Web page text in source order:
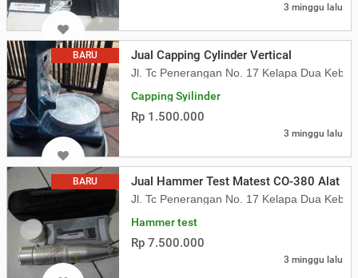
3 minggu lalu
BARU Jual Capping Cylinder Vertical
Jl. Tc Penerangan No. 17 Kelapa Dua
Capping Syilinder
Rp 1.500.000
3 minggu lalu
BARU Jual Hammer Test Matest CO-380 Alat
Jl. Tc Penerangan No. 17 Kelapa Dua
Hammer test
Rp 7.500.000
3 minggu lalu